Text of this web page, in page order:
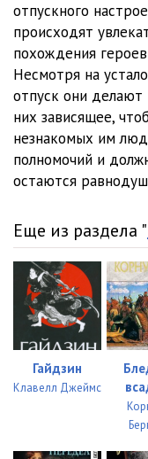
отпускного
происходят
похождения
Несмотря на
отпуск они делают
них зависящее,
незнакомых им
полномочий и
остаются
Еще из раздела "
Гайдзин
Клавелл Джеймс